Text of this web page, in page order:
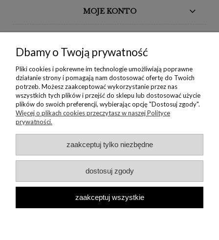
MOJE KONTO
BORIKA DESIGN
MONIKA BORAK
NEWSLETTER
Copyright © 2022 Borika.pl
Dbamy o Twoją prywatność
Pliki cookies i pokrewne im technologie umożliwiają poprawne
działanie strony i pomagają nam dostosować ofertę do Twoich
potrzeb. Możesz zaakceptować wykorzystanie przez nas
wszystkich tych plików i przejść do sklepu lub dostosować użycie
plików do swoich preferencji, wybierając opcję "Dostosuj zgody".
Więcej o plikach cookies przeczytasz w naszej Polityce
prywatności.
zaakceptuj tylko niezbędne
dostosuj zgody
zaakceptuj wszystkie